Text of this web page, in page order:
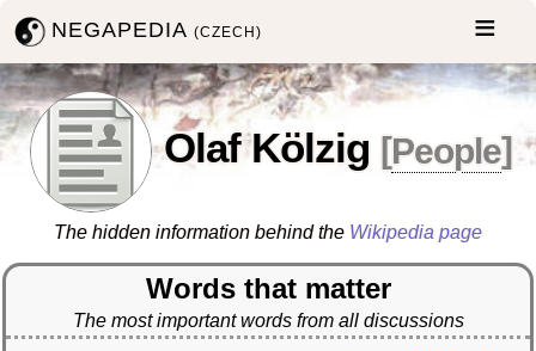
NEGAPEDIA(CZECH)
Olaf Kölzig [People]
The hidden information behind the Wikipedia page
Words that matter
The most important words from all discussions